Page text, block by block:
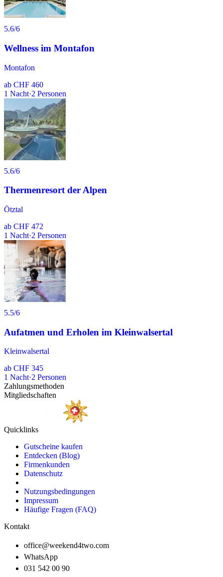
5.6/6
Wellness im Montafon
Montafon
ab CHF 460
1 Nacht·2 Personen
5.6/6
Thermenresort der Alpen
Ötztal
ab CHF 472
1 Nacht·2 Personen
5.5/6
Aufatmen und Erholen im Kleinwalsertal
Kleinwalsertal
ab CHF 345
1 Nacht·2 Personen
Zahlungsmethoden
Mitgliedschaften
Quicklinks
Gutscheine kaufen
Entdecken (Blog)
Firmenkunden
Datenschutz
Nutzungsbedingungen
Impressum
Häufige Fragen (FAQ)
Kontakt
office@weekend4two.com
WhatsApp
031 542 00 90